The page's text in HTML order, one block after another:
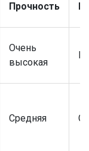
Прочность
Очень
высокая
Средняя